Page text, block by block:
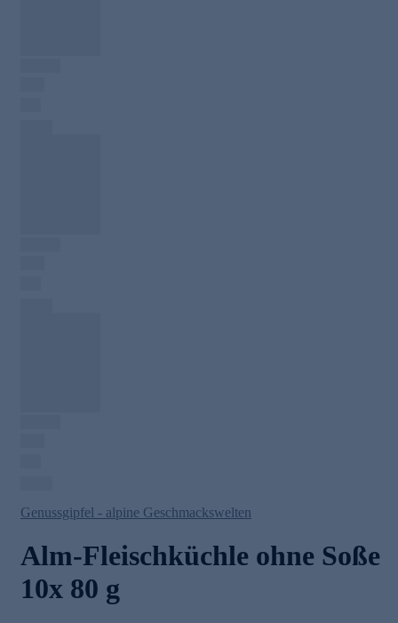
Genussgipfel - alpine Geschmackswelten
Alm-Fleischküchle ohne Soße
10x 80 g